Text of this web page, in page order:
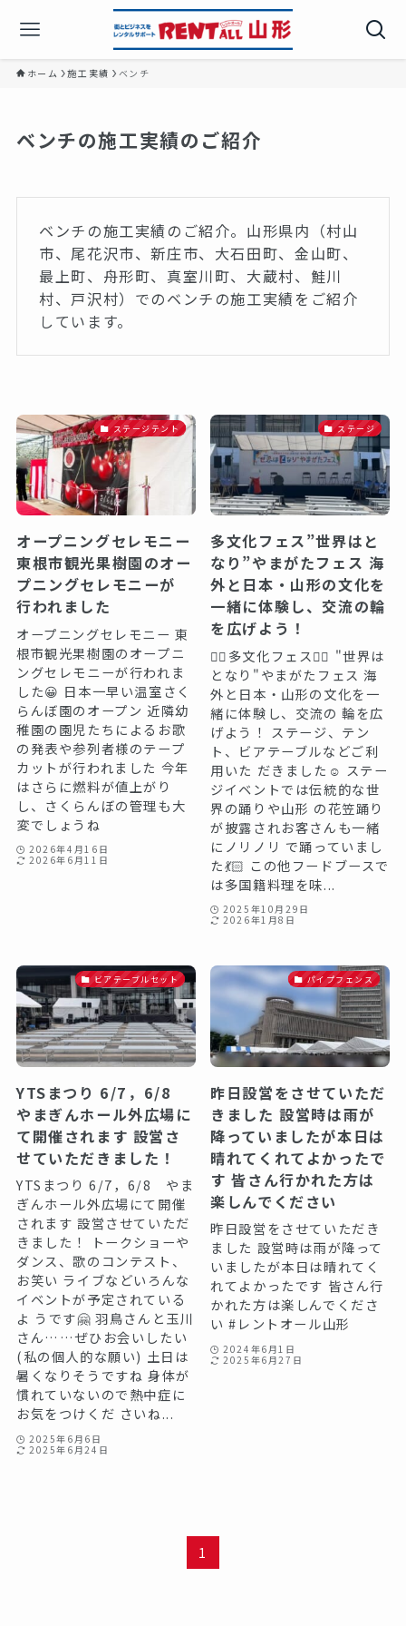
ホーム 施工実績 ベンチ
ベンチの施工実績のご紹介
ベンチの施工実績のご紹介。山形県内（村山
市、尾花沢市、新庄市、大石田町、金山町、
最上町、舟形町、真室川町、大蔵村、鮭川
村、戸沢村）でのベンチの施工実績をご紹介
しています。
ステージテント
オープニングセレモニー
東根市観光果樹園のオー
プニングセレモニーが
行われました
オープニングセレモニー 東
根市観光果樹園のオープニ
ングセレモニーが行われま
した😀 日本一早い温室さく
らんぼ園のオープン 近隣幼
稚園の園児たちによるお歌
の発表や参列者様のテープ
カットが行われました 今年
はさらに燃料が値上がり
し、さくらんぼの管理も大
変でしょうね
2026年4月16日
2026年6月11日
ステージ
多文化フェス”世界はと
なり”やまがたフェス 海
外と日本・山形の文化を
一緒に体験し、交流の輪
を広げよう！
🏳️‍🌈多文化フェス🏳️‍🌈 "世界は
となり"やまがたフェス 海
外と日本・山形の文化を一
緒に体験し、交流の 輪を広
げよう！ ステージ、テン
ト、ビアテーブルなどご利
用いた だきました☺️ ステー
ジイベントでは伝統的な世
界の踊りや山形 の花笠踊り
が披露されお客さんも一緒
にノリノリ で踊っていまし
た💃🏻 この他フードブースで
は多国籍料理を味...
2025年10月29日
2026年1月8日
ビアテーブルセット
YTSまつり 6/7，6/8
やまぎんホール外広場に
て開催されます️ 設営さ
せていただきました！
YTSまつり 6/7，6/8 やま
ぎんホール外広場にて開催
されます️ 設営させていただ
きました！ トークショーや
ダンス、歌のコンテスト、
お笑い ライブなどいろんな
イベントが予定されている
よ うです🤗 羽鳥さんと玉川
さん……ぜひお会いしたい
(私の個人的な願い) 土日は
暑くなりそうですね️ 身体が
慣れていないので熱中症に
お気をつけくだ さいね...
2025年6月6日
2025年6月24日
パイプフェンス
昨日設営をさせていただ
きました 設営時は雨が
降っていましたが本日は
晴れてくれてよかったで
す 皆さん行かれた方は
楽しんでください
昨日設営をさせていただき
ました 設営時は雨が降って
いましたが本日は晴れてく
れてよかったです 皆さん行
かれた方は楽しんでくださ
い #レントオール山形
2024年6月1日
2025年6月27日
1